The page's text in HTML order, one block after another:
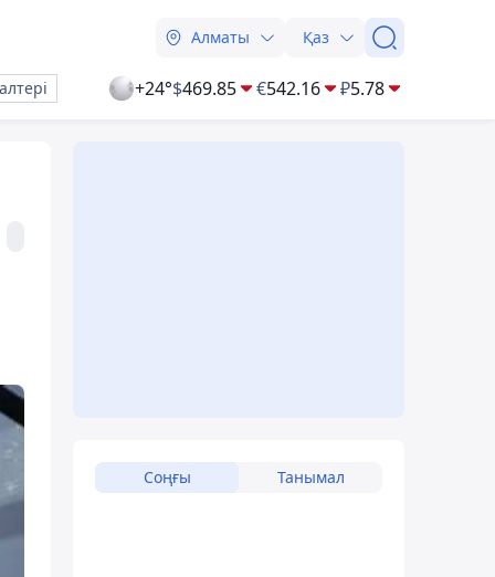
Алматы Қаз
+24°$469.85 €542.16 ₽5.78
Соңғы Танымал